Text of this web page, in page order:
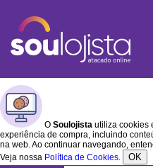
O Soulojista utiliza cookies
experiência de compra, incluindo
na web. Ao continuar navegando,
Veja nossa Política de Cookies. OK